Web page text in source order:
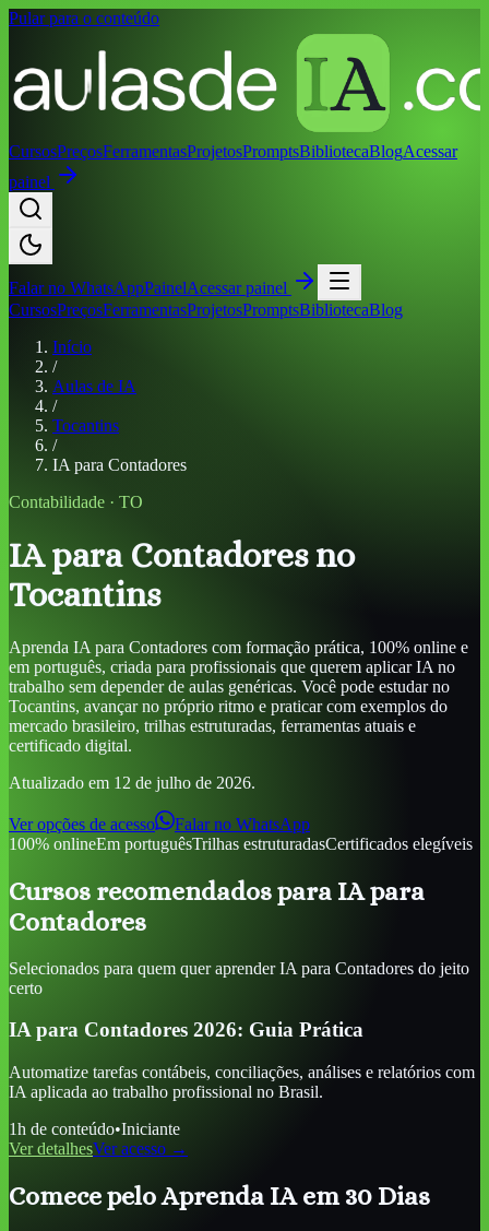
Pular para o conteúdo
CursosPreçosFerramentasProjetosPromptsBibliotecaBlogAcessar
painel
Falar no WhatsAppPainelAcessar painel
CursosPreçosFerramentasProjetosPromptsBibliotecaBlog
Início
/
Aulas de IA
/
Tocantins
/
IA para Contadores
Contabilidade · TO
IA para Contadores no
Tocantins
Aprenda IA para Contadores com formação prática, 100% online e
em português, criada para profissionais que querem aplicar IA no
trabalho sem depender de aulas genéricas. Você pode estudarno
Tocantins, avançar no próprio ritmo e praticar com exemplos do
mercado brasileiro, trilhas estruturadas, ferramentas atuais e
certificado digital.
Atualizado em 12 de julho de 2026.
Ver opções de acesso
Falar no WhatsApp
100% onlineEm portuguêsTrilhas estruturadasCertificados elegíveis
Cursos recomendados para IA para
Contadores
Selecionados para quem quer aprenderIA para Contadores do jeito
certo
IA para Contadores 2026: Guia Prática
Automatize tarefas contábeis, conciliações, análises e relatórios com
IA aplicada ao trabalho profissional no Brasil.
1h de conteúdo•Iniciante
Ver detalhesVer acesso →
Comece pelo Aprenda IA em 30 Dias